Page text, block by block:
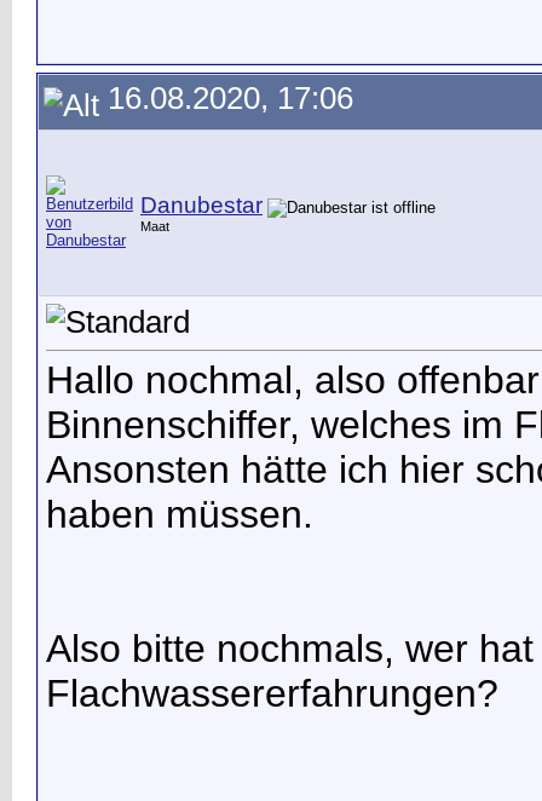
16.08.2020, 17:06
Danubestar
Maat
Hallo nochmal, also
Binnenschiffer, welches im
Ansonsten hätte ich hier
haben müssen.
Also bitte nochmals, wer
Flachwassererfahrungen?